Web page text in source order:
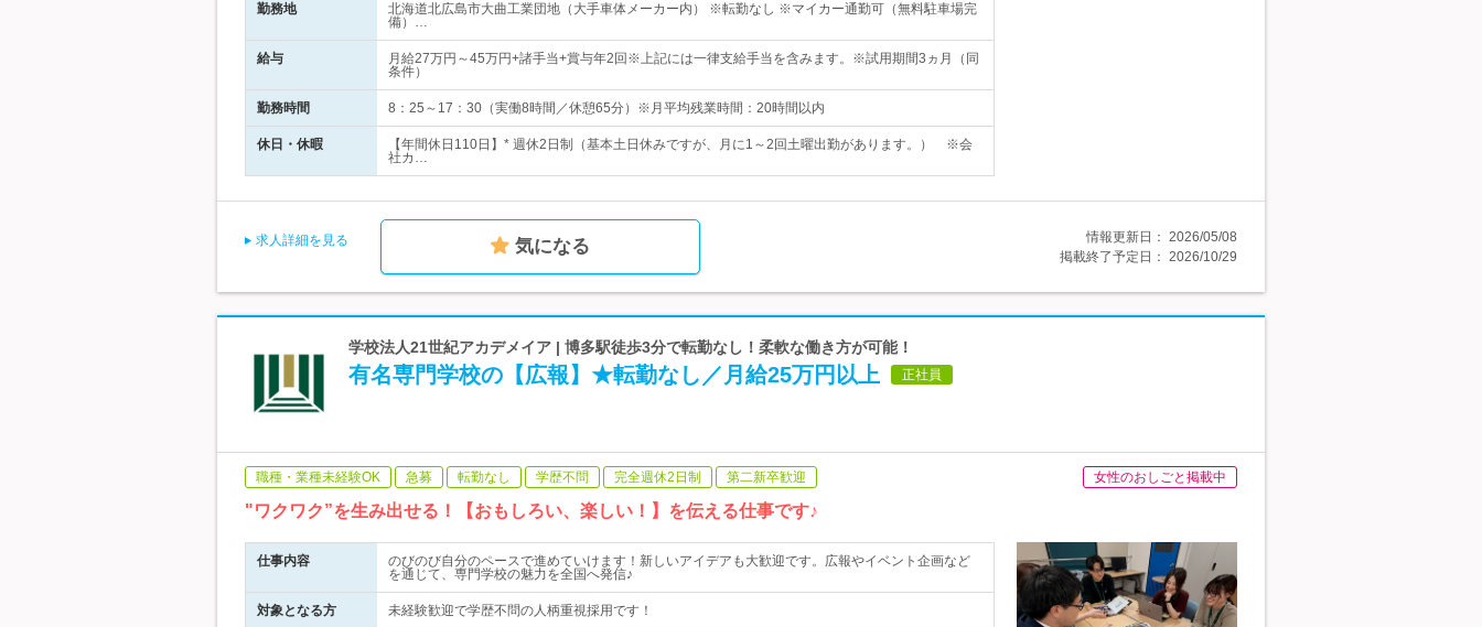
勤務地
北海道北広島市大曲工業団地（大手車体メーカー内） ※転勤なし ※マイカー通勤可（無料駐車場完
備）…
給与
月給27万円～45万円+諸手当+賞与年2回※上記には一律支給手当を含みます。※試用期間3ヵ月（同
条件）
勤務時間 8：25～17：30（実働8時間／休憩65分）※月平均残業時間：20時間以内
休日・休暇
【年間休日110日】* 週休2日制（基本土日休みですが、月に1～2回土曜出勤があります。） ※会
社カ…
求人詳細を見る 気になる 情報更新日： 2026/05/08
掲載終了予定日： 2026/10/29
学校法人21世紀アカデメイア | 博多駅徒歩3分で転勤なし！柔軟な働き方が可能！
有名専門学校の【広報】★転勤なし／月給25万円以上 正社員
職種・業種未経験OK 急募 転勤なし 学歴不問 完全週休2日制 第二新卒歓迎 女性のおしごと掲載中
"ワクワク”を生み出せる！【おもしろい、楽しい！】を伝える仕事です♪
仕事内容
のびのび自分のペースで進めていけます！新しいアイデアも大歓迎です。広報やイベント企画など
を通じて、専門学校の魅力を全国へ発信♪
対象となる方 未経験歓迎で学歴不問の人柄重視採用です！